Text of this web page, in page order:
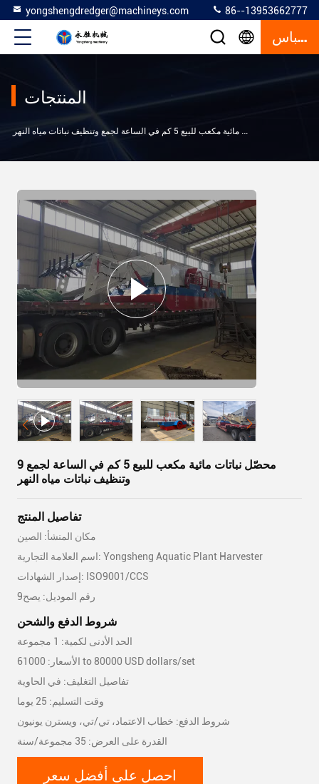
yongshengdredger@machineys.com 86--13953662777
إقتباس
المنتجات
9 محصّل نباتات مائية مكعب للبيع 5 كم في الساعة لجمع
وتنظيف نباتات مياه النهر
تفاصيل المنتج
مكان المنشأ: الصين
اسم العلامة التجارية: Yongsheng Aquatic Plant Harvester
إصدار الشهادات: ISO9001/CCS
رقم الموديل: يصح9
شروط الدفع والشحن
الحد الأدنى لكمية: 1 مجموعة
الأسعار: 61000 to 80000 USD dollars/set
تفاصيل التغليف: في الحاوية
وقت التسليم: 25 يوما
شروط الدفع: خطاب الاعتماد، تي/تي، ويسترن يونيون
القدرة على العرض: 35 مجموعة/سنة
احصل على أفضل سعر